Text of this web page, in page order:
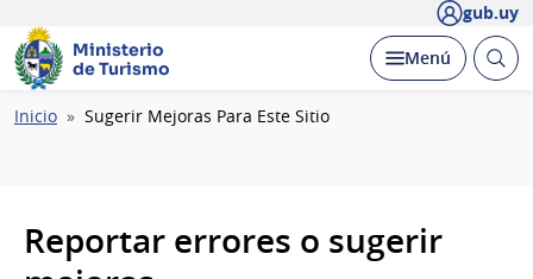
gub.uy
Ministerio
de Turismo
Desplegar
Menú Abrir
Ruta
Inicio Sugerir Mejoras Para Este Sitio
Reportar errores o sugerir